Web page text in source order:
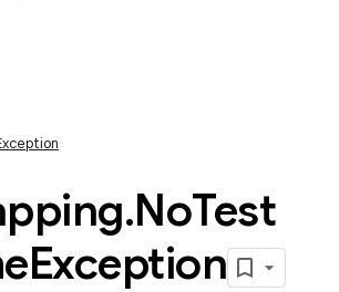
.NoTest
Exception